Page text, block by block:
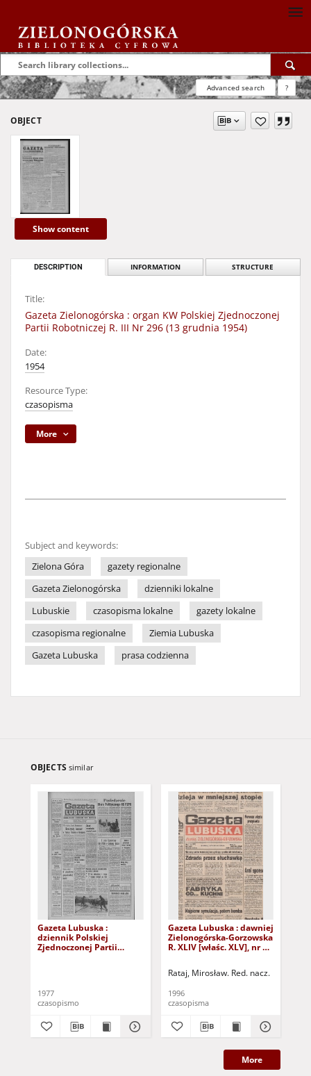
Advanced search ?
OBJECT
Show content
DESCRIPTION INFORMATION STRUCTURE
Title:
Gazeta Zielonogórska : organ KW Polskiej Zjednoczonej
Partii Robotniczej R. III Nr 296 (13 grudnia 1954)
Date:
1954
Resource Type:
czasopisma
More
Subject and keywords:
Zielona Góra
gazety regionalne
Gazeta Zielonogórska
dzienniki lokalne
Lubuskie
czasopisma lokalne
gazety lokalne
czasopisma regionalne
Ziemia Lubuska
Gazeta Lubuska
prasa codzienna
OBJECTS similar
Gazeta Lubuska :
dziennik Polskiej
Zjednoczonej Partii
1977
czasopismo
Gazeta Lubuska : dawniej
Zielonogórska-Gorzowska
R. XLIV [właśc. XLV], nr 52
Rataj, Mirosław. Red. nacz.
1996
czasopisma
More